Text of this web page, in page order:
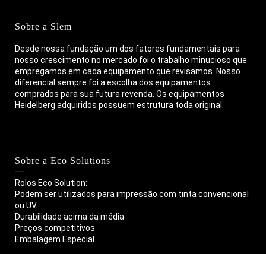
Sobre a Slem
Desde nossa fundação um dos fatores fundamentais para
nosso crescimento no mercado foi o trabalho minucioso que
empregamos em cada equipamento que revisamos. Nosso
diferencial sempre foi a escolha dos equipamentos
comprados para sua futura revenda. Os equipamentos
Heidelberg adquiridos possuem estrutura toda original.
Sobre a Eco Solutions
Rolos Eco Solution:
Podem ser utilizados para impressão com tinta convencional
ou UV.
Durabilidade acima da média
Preços competitivos
Embalagem Especial